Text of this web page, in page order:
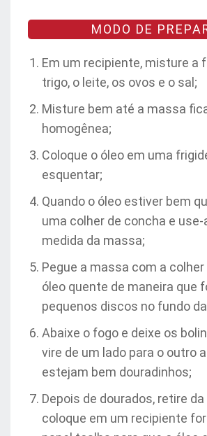
MODO DE
Em um recipiente, misture a
trigo, o leite, os ovos e o sal;
Misture bem até a massa
homogênea;
Coloque o óleo em uma
esquentar;
Quando o óleo estiver bem
uma colher de concha e
medida da massa;
Pegue a massa com a
óleo quente de maneira que
pequenos discos no fundo
Abaixe o fogo e deixe os
vire de um lado para o outro
estejam bem douradinhos;
Depois de dourados, retire
coloque em um recipiente